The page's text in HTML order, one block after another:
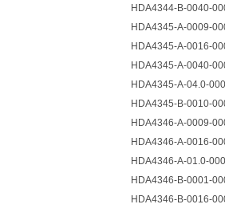
HDA4344-B-0040-
HDA4345-A-0009-
HDA4345-A-0016-
HDA4345-A-0040-
HDA4345-A-04.0-
HDA4345-B-0010-
HDA4346-A-0009-
HDA4346-A-0016-
HDA4346-A-01.0-
HDA4346-B-0001-
HDA4346-B-0016-